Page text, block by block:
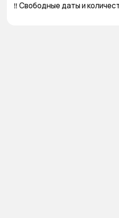
‼️ Свободные даты и